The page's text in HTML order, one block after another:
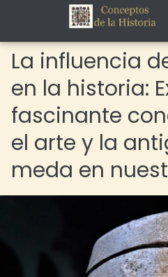
La influencia
en la historia:
fascinante
el arte y la
meda en